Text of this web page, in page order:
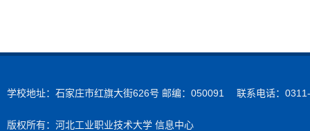
学校地址：石家庄市红旗大街626号 邮编：050091 联系电话：
版权所有：河北工业职业技术大学 信息中心